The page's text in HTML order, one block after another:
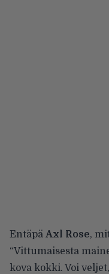
Entäpä Axl Rose,
“Vittumaisesta
kova kokki. Voi